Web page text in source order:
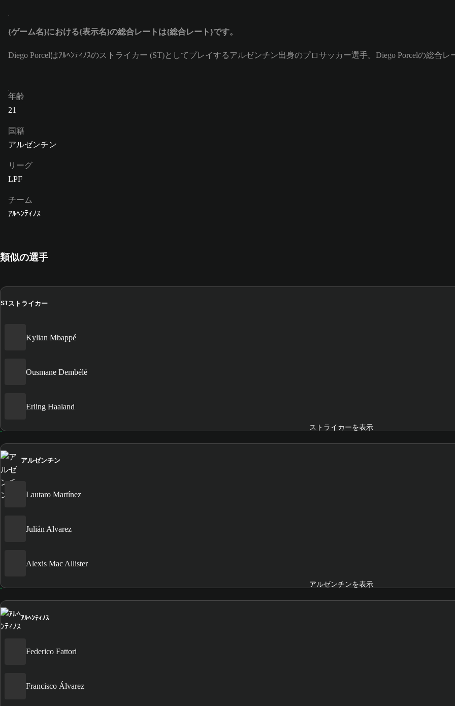
{ゲーム名}における{表示名}の総合レートは{総合レート}です。
Diego Porcelはｱﾙﾍﾝﾃｨﾉｽのストライカー (ST)としてプレイするアルゼンチン出身のプロサッカー選手。Diego Porcelの総合レ
年齢
21
国籍
アルゼンチン
リーグ
LPF
チーム
ｱﾙﾍﾝﾃｨﾉｽ
類似の選手
ST ストライカー
Kylian Mbappé
Ousmane Dembélé
Erling Haaland
ストライカーを表示
アルゼンチン
Lautaro Martínez
Julián Alvarez
Alexis Mac Allister
アルゼンチンを表示
ｱﾙﾍﾝﾃｨﾉｽ
Federico Fattori
Francisco Álvarez